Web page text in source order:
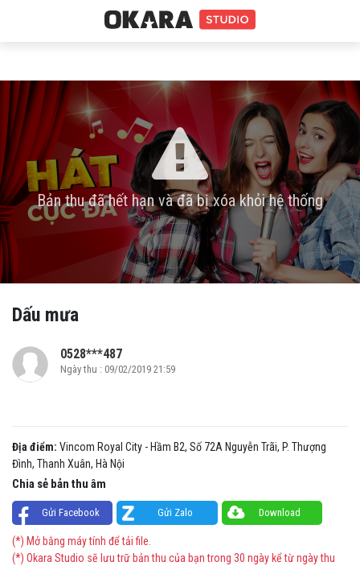
Bản thu đã hết hạn và đã bị xóa khỏi hệ thống
Dấu mưa
0528***487
Ngày thu : 09/02/2019 21:59
Địa điểm: Vincom Royal City - Hầm B2, Số 72A Nguyễn Trãi, P. Thượng
Đình, Thanh Xuân, Hà Nội
Chia sẻ bản thu âm
Gửi Facebook Gửi Zalo Download
(*) Mở bằng máy tính để tải file.
(*) Okara Studio sẽ lưu trữ bản thu của bạn trong 30 ngày kể từ ngày thu